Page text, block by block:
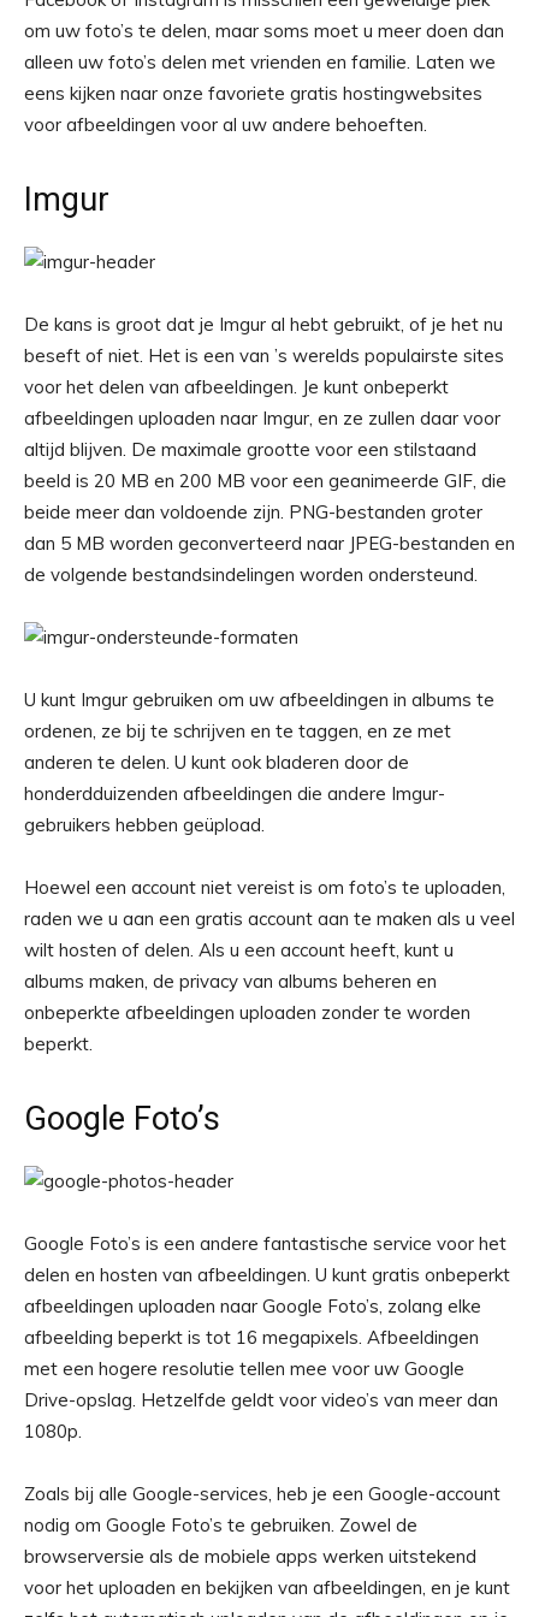
om uw foto’s te delen, maar soms moet u meer doen dan
alleen uw foto’s delen met vrienden en familie. Laten we
eens kijken naar onze favoriete gratis hostingwebsites
voor afbeeldingen voor al uw andere behoeften.
Imgur
De kans is groot dat je Imgur al hebt gebruikt, of je het nu
beseft of niet. Het is een van ’s werelds populairste sites
voor het delen van afbeeldingen. Je kunt onbeperkt
afbeeldingen uploaden naar Imgur, en ze zullen daar voor
altijd blijven. De maximale grootte voor een stilstaand
beeld is 20 MB en 200 MB voor een geanimeerde GIF, die
beide meer dan voldoende zijn. PNG-bestanden groter
dan 5 MB worden geconverteerd naar JPEG-bestanden en
de volgende bestandsindelingen worden ondersteund.
U kunt Imgur gebruiken om uw afbeeldingen in albums te
ordenen, ze bij te schrijven en te taggen, en ze met
anderen te delen. U kunt ook bladeren door de
honderdduizenden afbeeldingen die andere Imgur-
gebruikers hebben geüpload.
Hoewel een account niet vereist is om foto’s te uploaden,
raden we u aan een gratis account aan te maken als u veel
wilt hosten of delen. Als u een account heeft, kunt u
albums maken, de privacy van albums beheren en
onbeperkte afbeeldingen uploaden zonder te worden
beperkt.
Google Foto’s
Google Foto’s is een andere fantastische service voor het
delen en hosten van afbeeldingen. U kunt gratis onbeperkt
afbeeldingen uploaden naar Google Foto’s, zolang elke
afbeelding beperkt is tot 16 megapixels. Afbeeldingen
met een hogere resolutie tellen mee voor uw Google
Drive-opslag. Hetzelfde geldt voor video’s van meer dan
1080p.
Zoals bij alle Google-services, heb je een Google-account
nodig om Google Foto’s te gebruiken. Zowel de
browserversie als de mobiele apps werken uitstekend
voor het uploaden en bekijken van afbeeldingen, en je kunt